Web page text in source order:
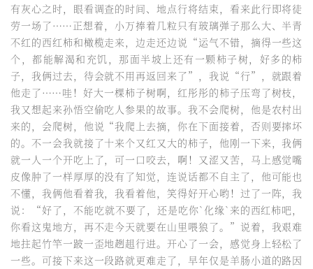
有灰心之时，眼看调查的时间、地点行将结束，看来此行即将徒
劳一场了……正想着，小万捧着几粒只有玻璃弹子那么大、半青
不红的西红柿和橄榄走来，边走还边说“运气不错，摘得一些这
个，都能解渴和充饥，那面半坡上还有一颗柿子树，好多的柿
子，我俩过去，待会就不用再返回来了”，我说“行”，就跟着
他走了……哇！好大一棵柿子树啊，红彤彤的柿子压弯了树枝，
我又想起来孙悟空偷吃人参果的故事。我不会爬树，他是农村出
来的，会爬树，他说“我爬上去摘，你在下面接着，否则要摔坏
的。不一会我就接了十来个又红又大的柿子，他刚一下来，我俩
就一人一个开吃上了，可一口咬去，啊！又涩又苦，马上感觉嘴
皮像肿了一样厚厚的没有了知觉，连说话都不自主了，他可能也
不懂，我俩他看着我，我看着他，笑得好开心哟！过了一阵，我
说：“好了，不能吃就不要了，还是吃你`化缘`来的西红柿吧，
你看这鬼地方，再不走今天就要在山里喂狼了。”说着，我艰难
地拄起竹竿一跛一歪地趔趄行进。开心了一会，感觉身上轻松了
一些。可接下来这一段路就更难走了，早年仅是羊肠小道的路因